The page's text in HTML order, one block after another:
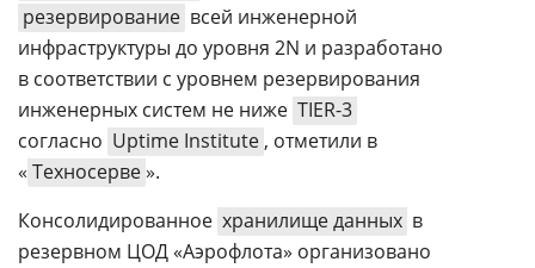
резервирование всей инженерной
инфраструктуры до уровня 2N и разработано
в соответствии с уровнем резервирования
инженерных систем не ниже TIER-3
согласно Uptime Institute , отметили в
« Техносерве».
Консолидированное хранилище данных в
резервном ЦОД «Аэрофлота» организовано